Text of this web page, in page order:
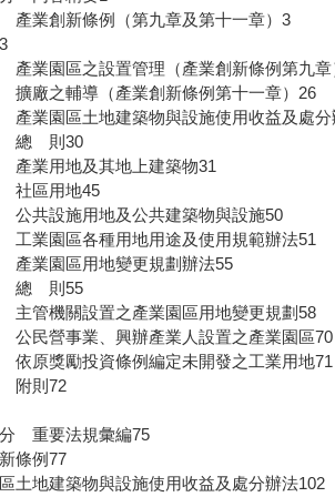
產業創新條例（第九章及第十一章）3
產業園區之設置管理（產業創新條例第九章
擴廠之輔導（產業創新條例第十一章）26
產業園區土地建築物與設施使用收益及處分
總 則30
產業用地及其地上建築物31
社區用地45
公共設施用地及公共建築物與設施50
工業園區各種用地用途及使用規範辦法51
產業園區用地變更規劃辦法55
總 則55
主管機關設置之產業園區用地變更規劃58
公民營事業、興辦產業人設置之產業園區70
依原獎勵投資條例編定未開發之工業用地71
附則72
重要法規彙編75
條例77
土地建築物與設施使用收益及處分辦法102